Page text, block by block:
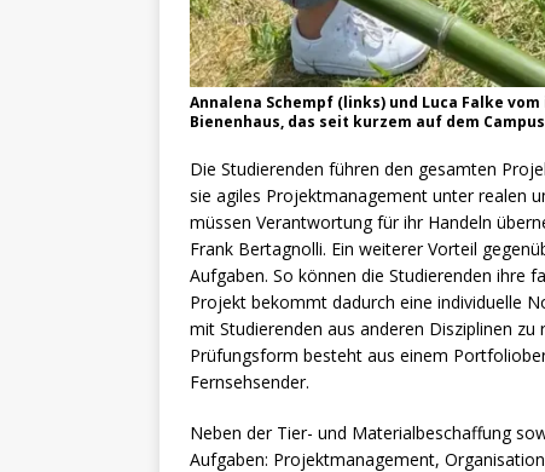
Annalena Schempf (links) und Luca Falke
Bienenhaus, das seit kurzem auf dem
Die Studierenden führen den gesamten
sie agiles Projektmanagement unter realen
müssen Verantwortung für ihr Handeln
Frank Bertagnolli. Ein weiterer Vorteil
Aufgaben. So können die Studierenden ihre
Projekt bekommt dadurch eine individuelle
mit Studierenden aus anderen Disziplinen
Prüfungsform besteht aus einem
Fernsehsender.
Neben der Tier- und Materialbeschaffung
Aufgaben: Projektmanagement,